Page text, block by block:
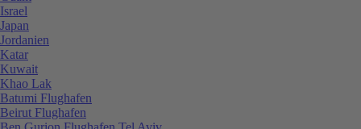
Israel
Japan
Jordanien
Katar
Kuwait
Khao Lak
Batumi Flughafen
Beirut Flughafen